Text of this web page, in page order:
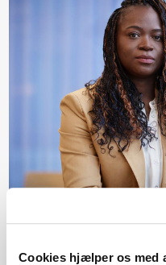
Cookies hjælper os med
Spæn­din­gen lig­ger